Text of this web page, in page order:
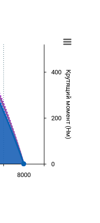
Крутящий момент (Нм)
8000
0
200
400